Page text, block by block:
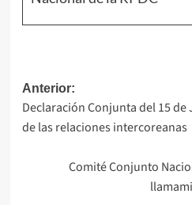
Navegación
de
Anterior:
Declaración Conjunta del 15
de las relaciones intercoreanas
Comité Conjunto